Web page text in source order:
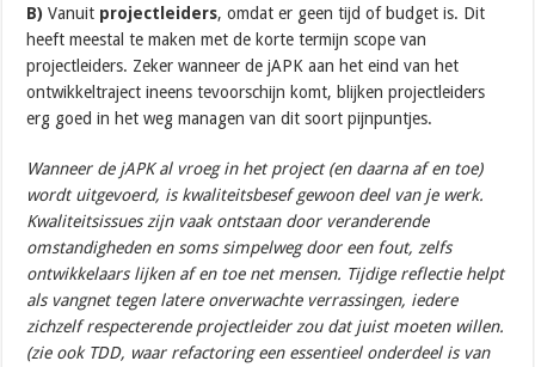
B)Vanuit projectleiders, omdat er geen tijd of budget is. Dit
heeft meestal te maken met de korte termijn scope van
projectleiders. Zeker wanneer de jAPK aan het eind van het
ontwikkeltraject ineens tevoorschijn komt, blijken projectleiders
erg goed in het weg managen van dit soort pijnpuntjes.
Wanneer de jAPK al vroeg in het project (en daarna af en toe)
wordt uitgevoerd, is kwaliteitsbesef gewoon deel van je werk.
Kwaliteitsissues zijn vaak ontstaan door veranderende
omstandigheden en soms simpelweg door een fout, zelfs
ontwikkelaars lijken af en toe net mensen. Tijdige reflectie helpt
als vangnet tegen latere onverwachte verrassingen, iedere
zichzelf respecterende projectleider zou dat juist moeten willen.
(zie ook TDD, waar refactoring een essentieel onderdeel is van